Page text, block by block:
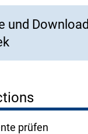
und Download
prüfen